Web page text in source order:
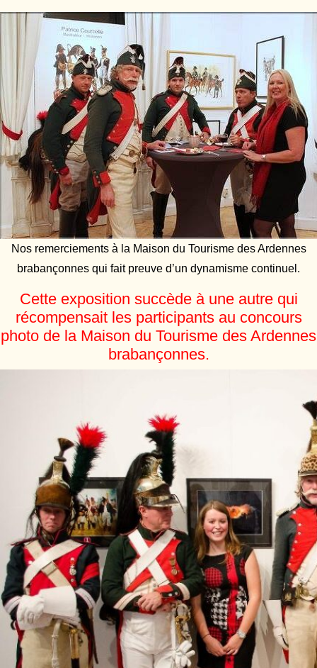
Nos remerciements à la Maison du Tourisme des Ardennes
brabançonnes qui fait preuve d’un dynamisme continuel.
Cette exposition succède à une autre qui
récompensait les participants au concours
photo de la Maison du Tourisme des Ardennes
brabançonnes.